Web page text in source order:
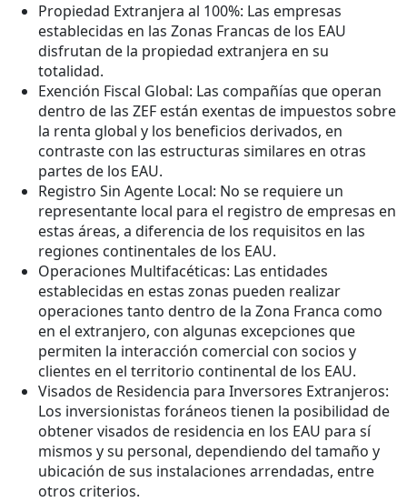
Propiedad Extranjera al 100%: Las empresas
establecidas en las Zonas Francas de los EAU
disfrutan de la propiedad extranjera en su
totalidad.
Exención Fiscal Global: Las compañías que operan
dentro de las ZEF están exentas de impuestos sobre
la renta global y los beneficios derivados, en
contraste con las estructuras similares en otras
partes de los EAU.
Registro Sin Agente Local: No se requiere un
representante local para el registro de empresas en
estas áreas, a diferencia de los requisitos en las
regiones continentales de los EAU.
Operaciones Multifacéticas: Las entidades
establecidas en estas zonas pueden realizar
operaciones tanto dentro de la Zona Franca como
en el extranjero, con algunas excepciones que
permiten la interacción comercial con socios y
clientes en el territorio continental de los EAU.
Visados de Residencia para Inversores Extranjeros:
Los inversionistas foráneos tienen la posibilidad de
obtener visados de residencia en los EAU para sí
mismos y su personal, dependiendo del tamaño y
ubicación de sus instalaciones arrendadas, entre
otros criterios.